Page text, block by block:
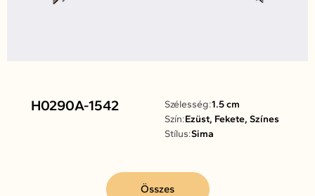
H0290A-1542 Szélesség:1.5 cm
Szín:Ezüst, Fekete, Színes
Stílus:Sima
Összes